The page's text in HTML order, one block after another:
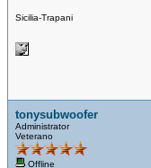
Sicilia-Trapani
tonysubwoofer
Administrator
Veterano
Offline